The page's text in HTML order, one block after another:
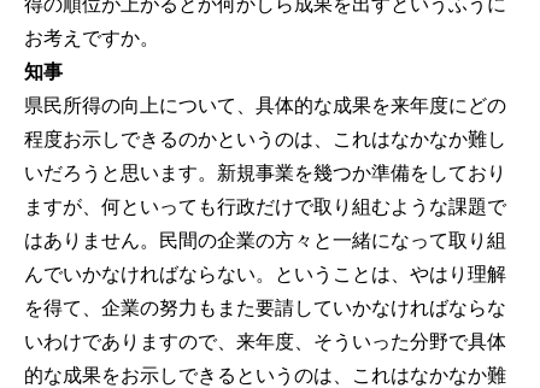
得の順位が上がるとか何かしら成果を出すというふうに
お考えですか。
知事
県民所得の向上について、具体的な成果を来年度にどの
程度お示しできるのかというのは、これはなかなか難し
いだろうと思います。新規事業を幾つか準備をしており
ますが、何といっても行政だけで取り組むような課題で
はありません。民間の企業の方々と一緒になって取り組
んでいかなければならない。ということは、やはり理解
を得て、企業の努力もまた要請していかなければならな
いわけでありますので、来年度、そういった分野で具体
的な成果をお示しできるというのは、これはなかなか難